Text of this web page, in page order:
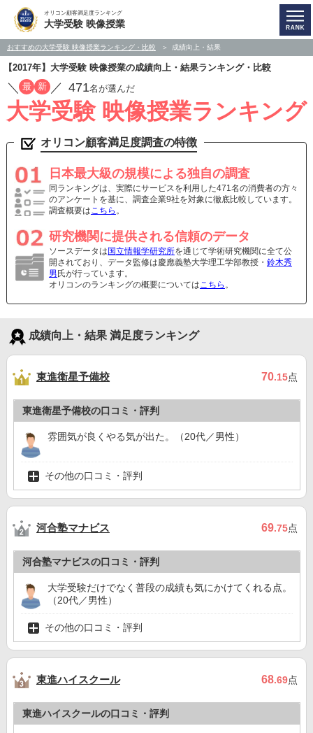
オリコン顧客満足度ランキング
大学受験 映像授業
おすすめの大学受験 映像授業ランキング・比較 成績向上・結果
【2017年】大学受験 映像授業の成績向上・結果ランキング・比較
／ 最 新 ／ 471名が選んだ
大学受験 映像授業ランキング
オリコン顧客満足度調査の特徴
日本最大級の規模による独自の調査
同ランキングは、実際にサービスを利用した471名の消費者の方々
のアンケートを基に、調査企業9社を対象に徹底比較しています。
調査概要はこちら 。
研究機関に提供される信頼のデータ
ソースデータは 国立情報学研究所を通じて学術研究機関に全て公
開されており、データ監修は慶應義塾大学理工学部教授・ 鈴木秀
男 氏が行っています。
オリコンのランキングの概要についてはこちら 。
成績向上・結果 満足度ランキング
東進衛星予備校 70.15点
東進衛星予備校の口コミ・評判
雰囲気が良くやる気が出た。（20代／男性）
その他の口コミ・評判
河合塾マナビス 69.75点
河合塾マナビスの口コミ・評判
大学受験だけでなく普段の成績も気にかけてくれる点。
（20代／男性）
その他の口コミ・評判
東進ハイスクール 68.69点
東進ハイスクールの口コミ・評判